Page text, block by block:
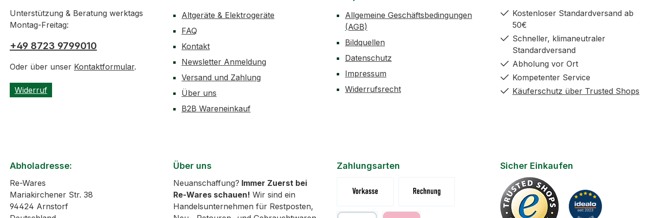
Lila, Orange, Pink, Rot,
Schwarz, Silber und
1x RC Jeep
Unterstützung & Beratung werktags
Montag-Freitag:
+49 8723 9799010
Oder über unser Kontaktformular.
Widerruf
Altgeräte & Elektrogeräte
FAQ
Kontakt
Newsletter Anmeldung
Versand und Zahlung
Über uns
B2B Wareneinkauf
Allgemeine Geschäftsbedingungen
(AGB)
Bildquellen
Datenschutz
Impressum
Widerrufsrecht
Kostenloser Standardversand ab
50€
Schneller, klimaneutraler
Standardversand
Abholung vor Ort
Kompetenter Service
Käuferschutz über Trusted Shops
Über uns
Neuanschaffung? Immer Zuerst bei
Re-Wares schauen! Wir sind ein
Handelsunternehmen für Restposten,
Zahlungsarten
Vorkasse (Überweisung)Rechnung (Zahlungsziel 7 Tage)
Abholadresse:
Re-Wares
Mariakirchener Str. 38
94424 Arnstorf
Sicher Einkaufen